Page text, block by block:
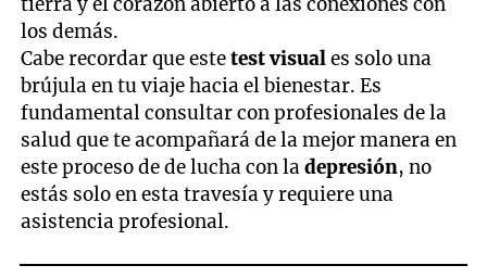
los demás.
Cabe recordar que estetest visuales solo una
brújula en tu viaje hacia el bienestar. Es
fundamental consultar con profesionales de la
salud que te acompañará de la mejor manera en
este proceso de de lucha con ladepresión, no
estás solo en esta travesía y requiere una
asistencia profesional.